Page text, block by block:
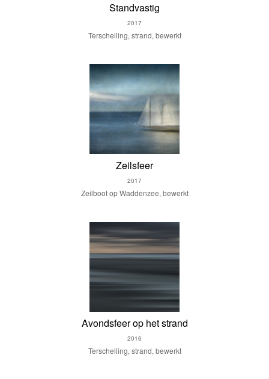
Standvastig
2017
Terschelling, strand, bewerkt
Zeilsfeer
2017
Zeilboot op Waddenzee, bewerkt
Avondsfeer op het strand
2016
Terschelling, strand, bewerkt